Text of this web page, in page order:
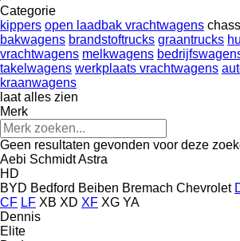
Categorie
kippers open laadbak vrachtwagens
bakwagens brandstoftrucks graantrucks
vrachtwagens melkwagens
takelwagens werkplaats vrachtwagens
kraanwagens
laat alles zien
Merk
Geen resultaten gevonden voor deze
Aebi SchmidtAstra
HD
BYD Bedford Beiben Bremach Chevrolet
CF LF XB XD XF XG YA
Dennis
Elite